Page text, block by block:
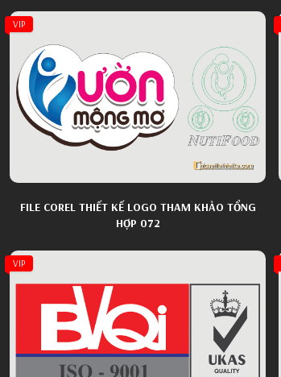
VIP
FILE COREL THIẾT KẾ LOGO THAM KHẢO TỔNG
HỢP 072
VIP